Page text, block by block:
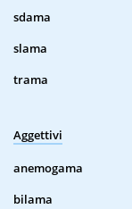
sdama
slama
trama
Aggettivi
anemogama
bilama